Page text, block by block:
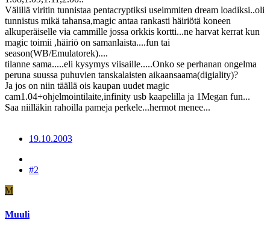
Välillä viritin tunnistaa pentacryptiksi useimmiten dream loadiksi..oli
tunnistus mikä tahansa,magic antaa rankasti häiriötä koneen
alkuperäiselle via cammille jossa orkkis kortti...ne harvat kerrat kun
magic toimii ,häiriö on samanlaista....fun tai
season(WB/Emulatorek)....
tilanne sama.....eli kysymys viisaille.....Onko se perhanan ongelma
peruna suussa puhuvien tanskalaisten aikaansaama(digiality)?
Ja jos on niin täällä ois kaupan uudet magic
cam1.04+ohjelmointilaite,infinity usb kaapelilla ja 1Megan fun...
Saa niilläkin rahoilla pameja perkele...hermot menee...
19.10.2003
#2
M
Muuli